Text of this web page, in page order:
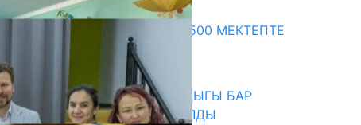
Акыркы жаңылыктар
ПРЕЗИДЕНТТИН ЖАРЛЫГЫ: 500 МЕКТЕПТЕ
ШАХМАТ ИЙРИМИ АЧЫЛАТ
06.08.2026
СҮЛҮКТҮ: ӨЗГӨЧӨ МУКТАЖДЫГЫ БАР
БАЛДАР ҮЧҮН БОРБОР АЧЫЛДЫ